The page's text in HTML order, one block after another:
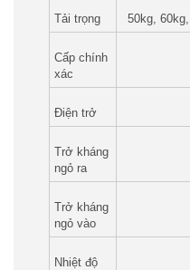
Tải trọng 50kg,
Cấp chính
xác
Điện trở
Trở kháng
ngỏ ra
Trở kháng
ngỏ vào
Nhiệt độ